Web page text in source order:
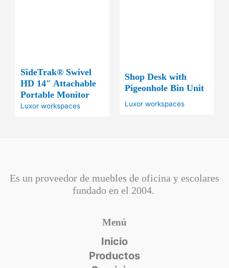
SideTrak® Swivel
HD 14″ Attachable
Portable Monitor
Luxor workspaces
Shop Desk with
Pigeonhole Bin Unit
Luxor workspaces
Es un proveedor de muebles de oficina y escolares
fundado en el 2004.
Menú
Inicio
Productos